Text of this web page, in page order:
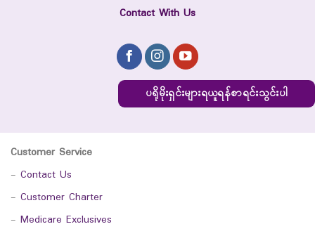
Contact With Us
ပရိုမိုးရှင်းများရယူရန်စာရင်းသွင်းပါ
Customer Service
- Contact Us
- Customer Charter
- Medicare Exclusives